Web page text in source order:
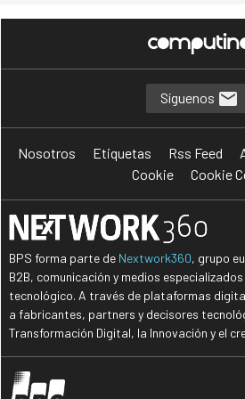
Síguenos
Nosotros Etiquetas Rss Feed
Cookie
Cookie
BPS forma parte de Nextwork360, grupo
B2B, comunicación y medios
tecnológico. A través de plataformas
a fabricantes, partners y decisores
Transformación Digital, la Innovación y el